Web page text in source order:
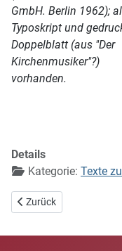
GmbH. Berlin 1962);
Typoskript und
Doppelblatt (aus "Der
Kirchenmusiker"?)
vorhanden.
Details
Kategorie: Texte
Vorheriger Beitrag:
Zurück